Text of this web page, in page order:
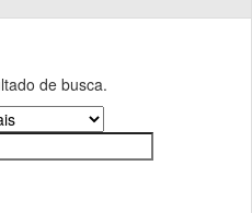
de busca.